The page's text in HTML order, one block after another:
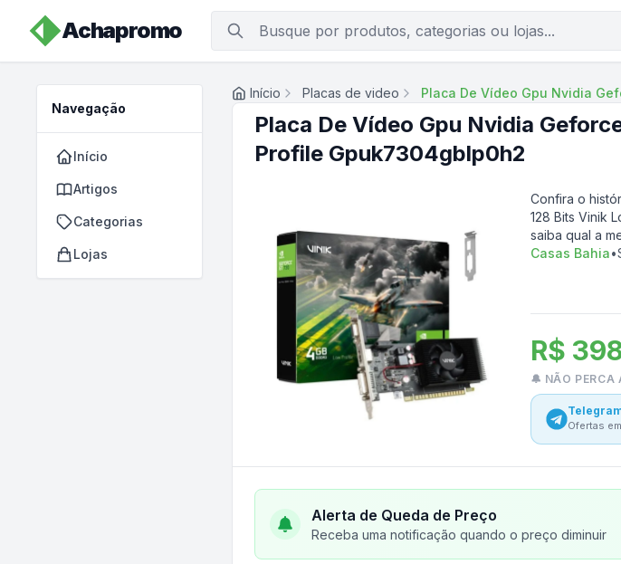
Achapromo
Navegação
Início
Artigos
Categorias
Lojas
Início Placas de video Placa De Vídeo Gpu Nvidia
Placa De Vídeo Gpu Nvidia
Profile Gpuk7304gblp0h2
Confira o
128 Bits Vinik
saiba qual a
Casas Bahia•
R$
🔔 NÃO PERCA
Ofertas
Alerta de Queda de Preço
Receba uma notificação quando o preço diminuir